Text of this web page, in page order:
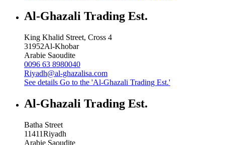
Al-Ghazali Trading Est.
King Khalid Street, Cross 4
31952Al-Khobar
Arabie Saoudite
0096 63 8980040
Riyadh@al-ghazalisa.com
See details Go to the 'Al-Ghazali Trading Est.'
Al-Ghazali Trading Est.
Batha Street
11411Riyadh
Arabie Saoudite